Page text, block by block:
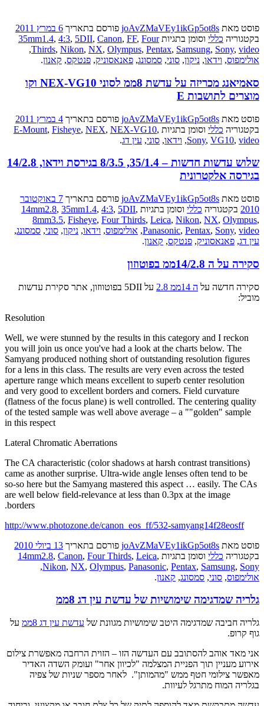
פוסט מאת joAvZMaVEy1ikGp5ot8s פורסם בתאריך 6 במרץ 2011
בקטגוריה כללי וסומן בתגיות 35mm1.4, 4:3, 5DII, Canon, FF, Four
Thirds, Nikon, NX, Olympus, Pentax, Samsung, Sony, video
,
אולימפוס, וידאו, ניקון, סוני, סמסונג, פאנאסוניק, פנטקס, קאנון.
סאמיאנג מכריזה על עדשת 8ממ לסוני NEX-VG10 וקו
מוצרים לתושבות E
פוסט מאת joAvZMaVEy1ikGp5ot8s פורסם בתאריך 4 במרץ 2011
בקטגוריה כללי וסומן בתגיות E-Mount, Fisheye, NEX, NEX-VG10,
Sony, VG10, video
, וידאו, סוני, עין דג.
שלוש עדשות חדשות – 35/1.4, 8/3.5 בגירסת וידאו, 14/2.8
בגירסה אלקטרונית
פוסט מאת joAvZMaVEy1ikGp5ot8s פורסם בתאריך
7 באוקטובר
2010 בקטגוריה כללי וסומן בתגיות 14mm2.8, 35mm1.4, 4:3, 5DII,
8mm3.5, Fisheye, Four Thirds, Leica, Nikon, NX, Olympus,
Panasonic, Pentax, Sony, video
, אולימפוס, וידאו, ניקון, סוני, סמסונג,
עין דג, פאנאסוניק, פנטקס, קאנון.
סקירה על ה 14/2.8ממ בפוטוזון
סקירה חדשה על ה 14ממ 2.8
על 5DII בפוטווזון, אתר סקירת עדשות
מוביל:
Resolution
Well, we were stunned by the results in this category and I reckon
you will join us once you've had a look at the charts below. The
Samyang produced nothing short of outstanding resolution figures
for a lens in this class. The results are very even across the tested
aperture range which means excellent to superb center resolution
and very good to excellent borders and corners. Field curvature
(flatness of the focus plane) is well controlled. The centering quality
of the tested sample was well above average – a ""golden" sample
in this respect
Lateral Chromatic Aberrations
The CA characteristic (color shadows at harsh contrast transitions)
came as another surprise. Ultra-wide angle lenses often tend to be
so-so here but the Samyang mastered this aspect … easily. The CAs
are well below field-relevance at less than 0.3px at the image
borders.
http://www.photozone.de/canon_eos_ff/532-samyang14f28eosff
פוסט מאת joAvZMaVEy1ikGp5ot8s פורסם בתאריך 13 ביולי 2010
בקטגוריה כללי וסומן בתגיות 14mm2.8, Canon, Four Thirds, Leica,
Nikon, NX, Olympus, Panasonic, Pentax, Samsung, Sony
,
אולימפוס, סוני, סמסונג, קאנון.
גלריה שמדגימה שימושיות של עדשת עין דג 8ממ
גלריה חביבה שמדגימה היטב שימושיות מגוונת של עדשת עין דג 8ממ
על
גוף קרופ.
אני מאד אוהב להסתובב עם העדשה הזו – הזוית הרחבה מאפשרת צילום
אירוע מעניין תוך הפניית המצלמה "לכיוון אחר" ועומק השדה האדיר
מאפשר צילומי חטף ממש "מהמותן". לאחר מספר שניות של צפיה
בגלריה המוח מתרגל לעיוות.